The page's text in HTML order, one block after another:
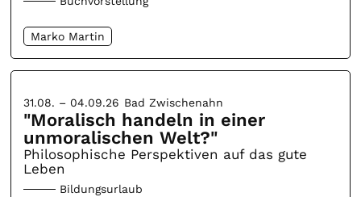
Marko Martin
31.08. – 04.09.26 Bad Zwischenahn
"Moralisch handeln in einer
unmoralischen Welt?"
Philosophische Perspektiven auf das gute
Leben
Bildungsurlaub